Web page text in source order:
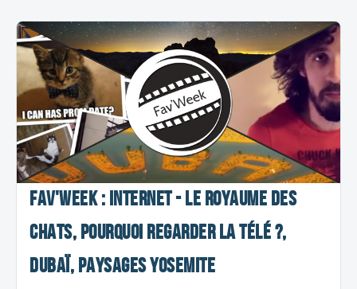
Fav'Week : Internet - le royaume des
chats, Pourquoi regarder la télé ?,
Dubaï, Paysages Yosemite